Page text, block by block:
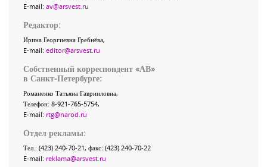
E-mail: av@arsvest.ru
Редактор:
Ирина Георгиевна Гребнёва,
E-mail: editor@arsvest.ru
Собственный корреспондент «АВ»
в Санкт-Петербурге:
Романенко Татьяна Гаврииловна,
Телефон: 8-921-765-5754,
E-mail: rtg@narod.ru
Отдел рекламы:
Тел.: (423) 240-70-21, факс: (423) 240-70-22
E-mail: reklama@arsvest.ru